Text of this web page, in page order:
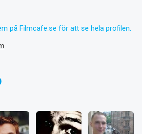
på Filmcafe.se för att se hela profilen.